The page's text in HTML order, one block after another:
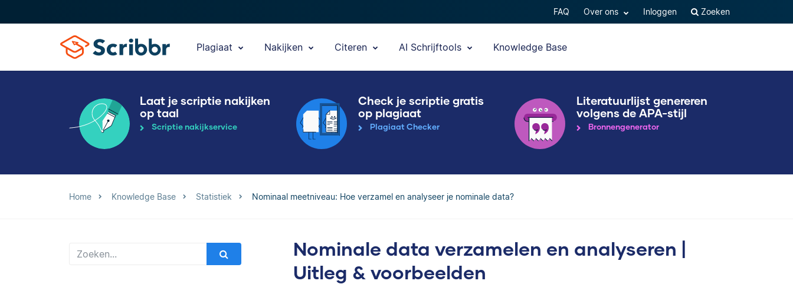
FAQ Over ons Inloggen Zoeken
Plagiaat Nakijken Citeren AI Schrijftools Knowledge Base
Laat je scriptie nakijken
op taal
Scriptie nakijkservice
Check je scriptie gratis
op plagiaat
Plagiaat Checker
Literatuurlijst genereren
volgens de APA-stijl
Bronnengenerator
Home Knowledge Base Statistiek Nominaal meetniveau: Hoe verzamel en analyseer je nominale data?
Nominale data verzamelen en analyseren |
Uitleg & voorbeelden